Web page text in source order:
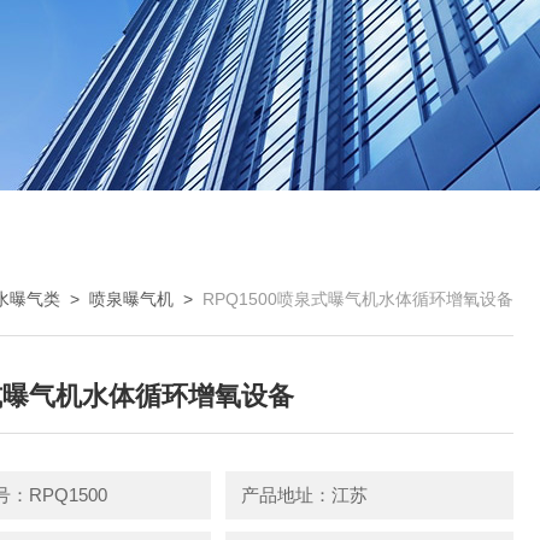
曝气类 > 喷泉曝气机 > RPQ1500喷泉式曝气机水体循环增氧设备
气机水体循环增氧设备
：RPQ1500 产品地址：江苏